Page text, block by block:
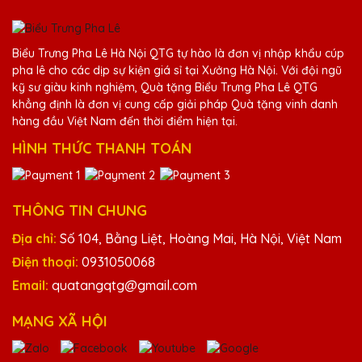
25/11/2025
Rất hài lòng với kỷ niệm chương pha lê của
Quà Tặng Pha Lê QTG! Thiết kế tinh xảo và
đẹp mắt, chất lượng tuyệt vời.
Phạm Văn Hùng
25/11/2025
Kỷ niệm chương pha lê từ Quà Tặng Pha Lê
QTG đúng là món quà hoàn hảo cho các
Hồ Văn Trọng
25/11/2025
Biểu Trưng Pha Lê Hà Nội QTG tự hào là đơn vị nhập khẩu cúp
pha lê cho các dịp sự kiện giá sỉ tại Xưởng Hà Nội. Với đội ngũ
kỹ sư giàu kinh nghiệm, Quà tặng Biểu Trưng Pha Lê QTG
khẳng định là đơn vị cung cấp giải pháp Quà tặng vinh danh
hàng đầu Việt Nam đến thời điểm hiện tại.
HÌNH THỨC THANH TOÁN
THÔNG TIN CHUNG
Địa chỉ: Số 104, Bằng Liệt, Hoàng Mai, Hà Nội, Việt Nam
Điện thoại: 0931050068
Email: quatangqtg@gmail.com
MẠNG XÃ HỘI